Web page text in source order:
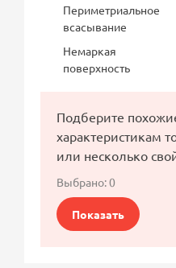
Периметриальное
всасывание
Немаркая
поверхность
Подберите
характеристикам
или несколько
Выбрано:0
Показать